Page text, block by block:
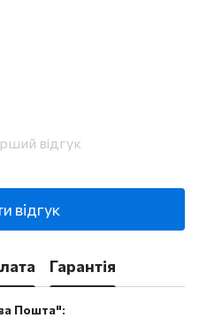
відгук
відгук
Гарантія
Пошта":